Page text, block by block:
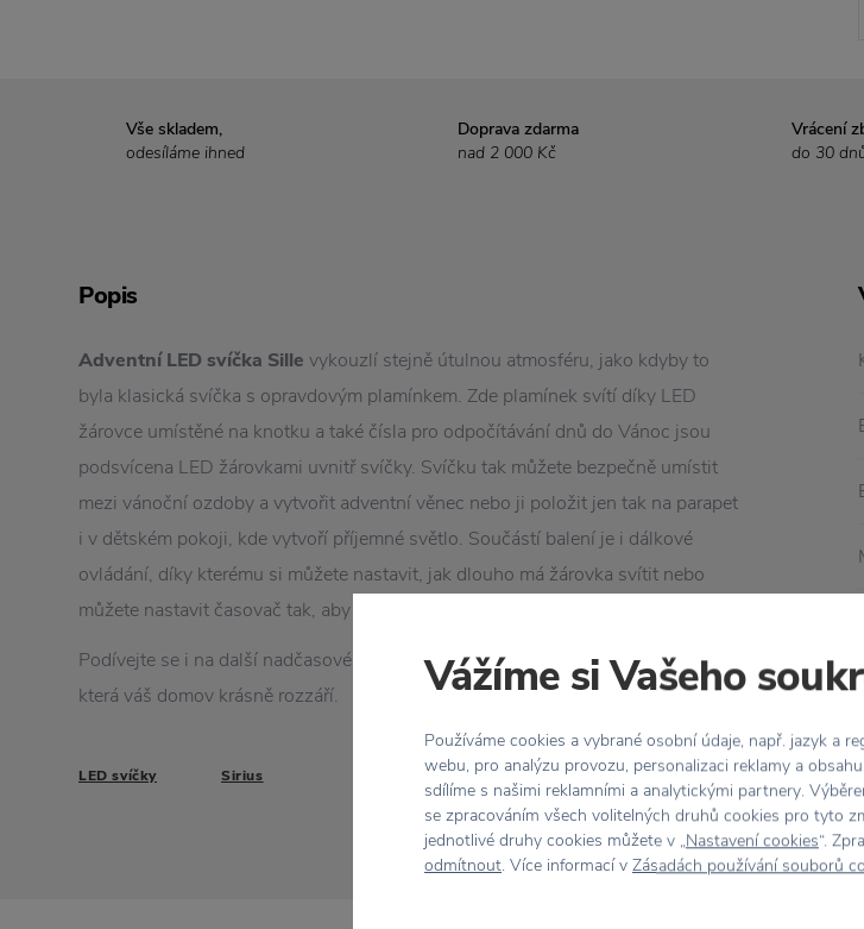
Vše skladem,
odesíláme ihned
Doprava zdarma
nad 2 000 Kč
Vrácení
do 30
Popis
Adventní LED svíčka Sille vykouzlí stejně útulnou atmosféru, jako kdyby to
byla klasická svíčka s opravdovým plamínkem. Zde plamínek svítí díky LED
žárovce umístěné na knotku a také čísla pro odpočítávání dnů do Vánoc jsou
podsvícena LED žárovkami uvnitř svíčky. Svíčku tak můžete bezpečně umístit
mezi vánoční ozdoby a vytvořit adventní věnec nebo ji položit jen tak na parapet
i v dětském pokoji, kde vytvoří příjemné světlo. Součástí balení je i dálkové
ovládání, díky kterému si můžete nastavit, jak dlouho má žárovka svítit nebo
můžete nastavit časovač tak, aby světlo samo odpočítávalo dny.
Podívejte se i na další nadčasové, funkční a poutavé produkty od této značky,
která váš domov krásně rozzáří.
LED svíčky Sirius
Vážíme si Vašeho
Používáme cookies a vybrané osobní údaje, např. jazyk a
webu, pro analýzu provozu, personalizaci reklamy a
sdílíme s našimi reklamními a analytickými partnery.
se zpracováním všech volitelných druhů cookies pro tyto
jednotlivé druhy cookies můžete v „Nastavení cookies“.
odmítnout. Více informací v Zásadách používání souborů